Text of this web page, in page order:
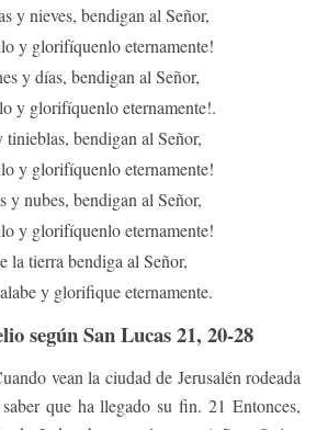
y nieves, bendigan al Señor,
y glorifíquenlo eternamente!
y días, bendigan al Señor,
y glorifíquenlo eternamente!.
bendigan al Señor,
y glorifíquenlo eternamente!
y nubes, bendigan al Señor,
y glorifíquenlo eternamente!
la tierra bendiga al Señor,
y glorifique eternamente.
según San Lucas 21, 20-28
vean la ciudad de Jerusalén rodeada
que ha llegado su fin. 21 Entonces,